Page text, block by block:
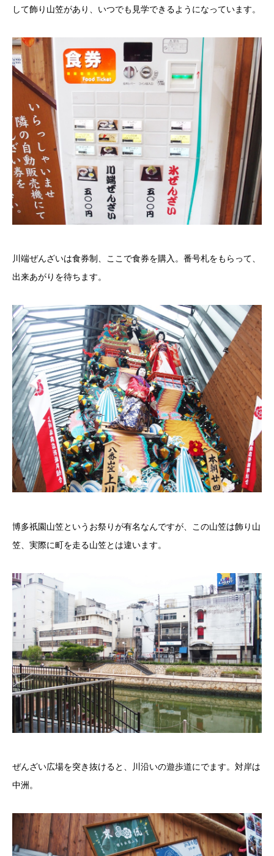
して飾り山笠があり、いつでも見学できるようになっています。
川端ぜんざいは食券制、ここで食券を購入。番号札をもらって、
出来あがりを待ちます。
博多祇園山笠というお祭りが有名なんですが、この山笠は飾り山
笠、実際に町を走る山笠とは違います。
ぜんざい広場を突き抜けると、川沿いの遊歩道にでます。対岸は
中洲。